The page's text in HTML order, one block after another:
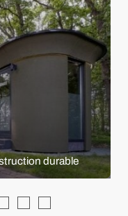
durable